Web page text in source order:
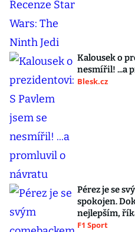
Kalousek o
nesmířil! ...a
Blesk.cz
Pérez je se
spokojen.
nejlepším,
F1 Sport